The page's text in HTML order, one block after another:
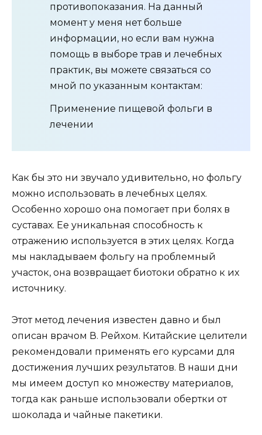
противопоказания. На данный
момент у меня нет больше
информации, но если вам нужна
помощь в выборе трав и лечебных
практик, вы можете связаться со
мной по указанным контактам:
Применение пищевой фольги в
лечении
Как бы это ни звучало удивительно, но фольгу
можно использовать в лечебных целях.
Особенно хорошо она помогает при болях в
суставах. Ее уникальная способность к
отражению используется в этих целях. Когда
мы накладываем фольгу на проблемный
участок, она возвращает биотоки обратно к их
источнику.
Этот метод лечения известен давно и был
описан врачом В. Рейхом. Китайские целители
рекомендовали применять его курсами для
достижения лучших результатов. В наши дни
мы имеем доступ ко множеству материалов,
тогда как раньше использовали обертки от
шоколада и чайные пакетики.